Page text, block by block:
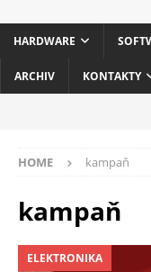
HARDWARE
ARCHIV KONTAKTY
HOME kampaň
kampaň
ELEKTRONIKA